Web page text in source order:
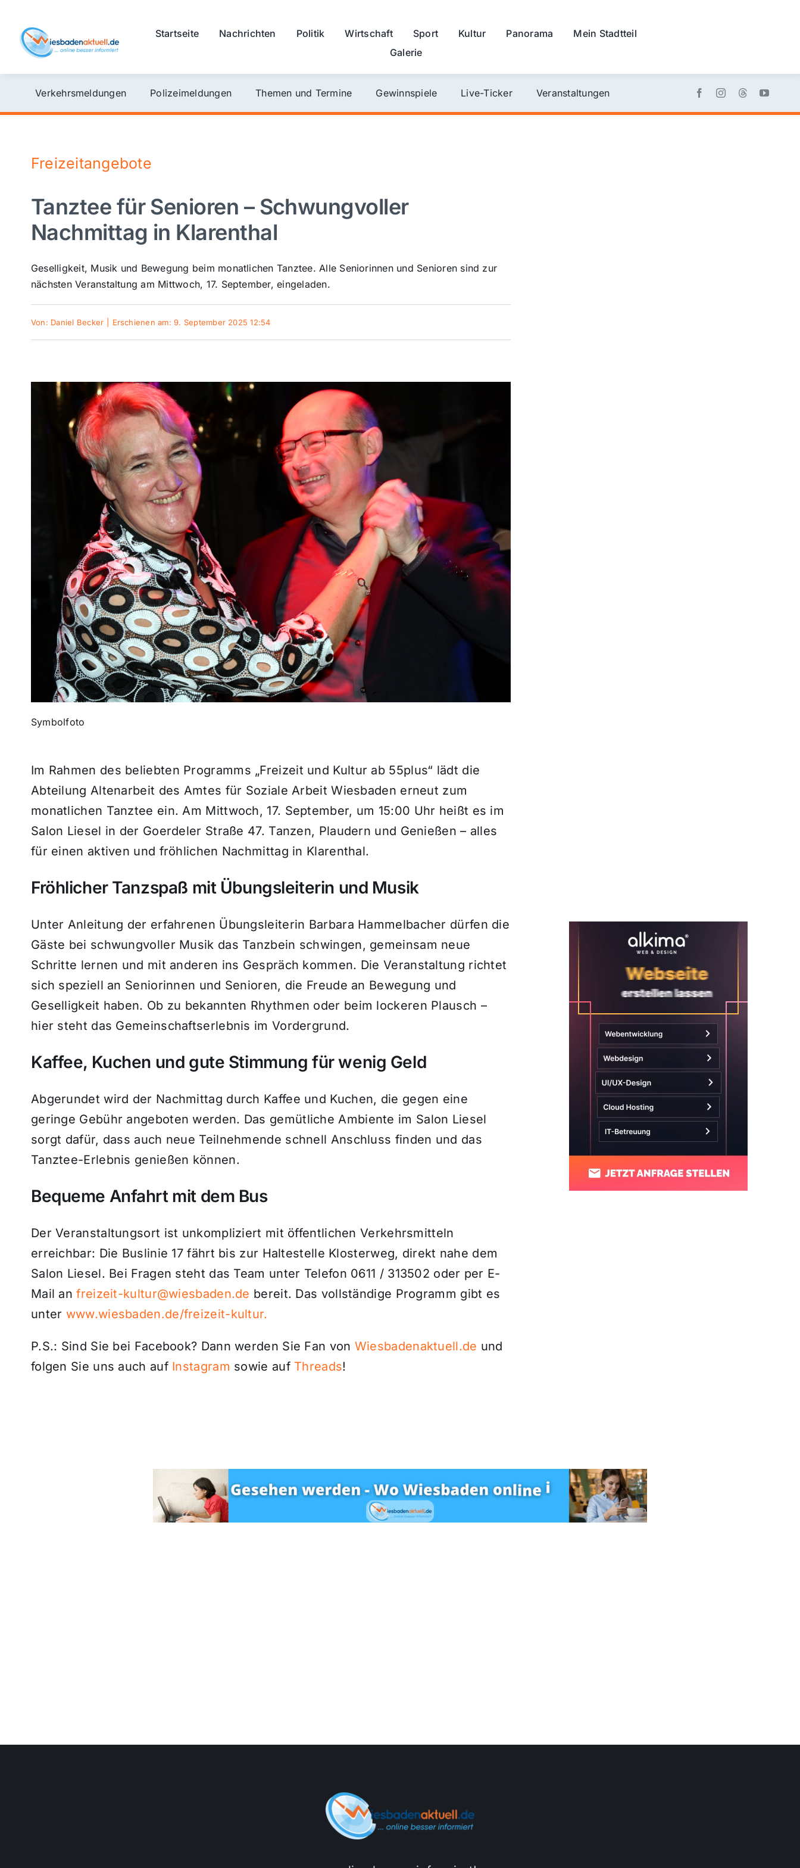
content
Startseite Nachrichten Politik Wirtschaft Sport Kultur Panorama
Mein Stadtteil
Galerie
Verkehrsmeldungen Polizeimeldungen Themen und Termine Gewinnspiele Live-Ticker Veranstaltungen
Freizeitangebote
Tanztee für Senioren – Schwungvoller
Nachmittag in Klarenthal
Geselligkeit, Musik und Bewegung beim monatlichen Tanztee. Alle Seniorinnen und Senioren sind zur
nächsten Veranstaltung am Mittwoch, 17. September, eingeladen.
Von: Daniel Becker Erschienen am: 9. September 2025 12:54
Symbolfoto
Im Rahmen des beliebten Programms „Freizeit und Kultur ab 55plus“ lädt die
Abteilung Altenarbeit des Amtes für Soziale Arbeit Wiesbaden erneut zum
monatlichen Tanztee ein. Am Mittwoch, 17. September, um 15:00 Uhr heißt es im
Salon Liesel in der Goerdeler Straße 47. Tanzen, Plaudern und Genießen – alles
für einen aktiven und fröhlichen Nachmittag in Klarenthal.
Fröhlicher Tanzspaß mit Übungsleiterin und Musik
Unter Anleitung der erfahrenen Übungsleiterin Barbara Hammelbacher dürfen die
Gäste bei schwungvoller Musik das Tanzbein schwingen, gemeinsam neue
Schritte lernen und mit anderen ins Gespräch kommen. Die Veranstaltung richtet
sich speziell an Seniorinnen und Senioren, die Freude an Bewegung und
Geselligkeit haben. Ob zu bekannten Rhythmen oder beim lockeren Plausch –
hier steht das Gemeinschaftserlebnis im Vordergrund.
Kaffee, Kuchen und gute Stimmung für wenig Geld
Abgerundet wird der Nachmittag durch Kaffee und Kuchen, die gegen eine
geringe Gebühr angeboten werden. Das gemütliche Ambiente im Salon Liesel
sorgt dafür, dass auch neue Teilnehmende schnell Anschluss finden und das
Tanztee-Erlebnis genießen können.
Bequeme Anfahrt mit dem Bus
Der Veranstaltungsort ist unkompliziert mit öffentlichen Verkehrsmitteln
erreichbar: Die Buslinie 17 fährt bis zur Haltestelle Klosterweg, direkt nahe dem
Salon Liesel. Bei Fragen steht das Team unter Telefon 0611 / 313502 oder per E-
Mail anfreizeit-kultur@wiesbaden.de bereit. Das vollständige Programm gibt es
unter www.wiesbaden.de/freizeit-kultur.
P.S.: Sind Sie bei Facebook? Dann werden Sie Fan von Wiesbadenaktuell.de und
folgen Sie uns auch auf Instagram sowie auf Threads!